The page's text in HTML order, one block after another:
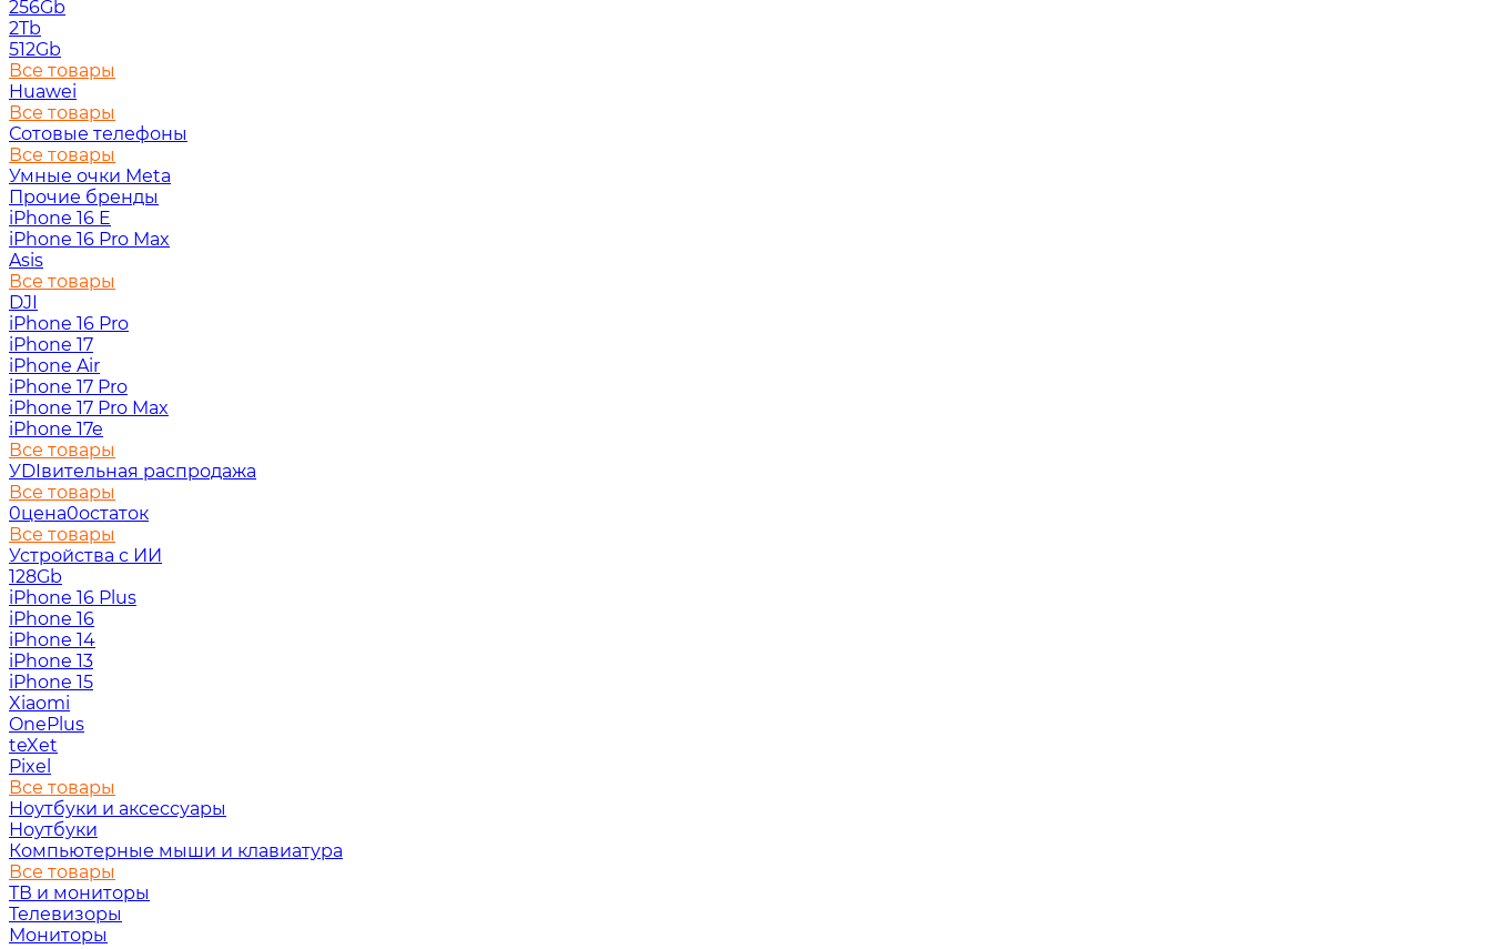
256Gb
2Tb
512Gb
Все товары
Huawei
Все товары
Сотовые телефоны
Все товары
Умные очки Meta
Прочие бренды
iPhone 16 E
iPhone 16 Pro Max
Asis
Все товары
DJI
iPhone 16 Pro
iPhone 17
iPhone Air
iPhone 17 Pro
iPhone 17 Pro Max
iPhone 17e
Все товары
УDIвительная распродажа
Все товары
0цена0остаток
Все товары
Устройства с ИИ
128Gb
iPhone 16 Plus
iPhone 16
iPhone 14
iPhone 13
iPhone 15
Xiaomi
OnePlus
teXet
Pixel
Все товары
Ноутбуки и аксессуары
Ноутбуки
Компьютерные мыши и клавиатура
Все товары
ТВ и мониторы
Телевизоры
Мониторы